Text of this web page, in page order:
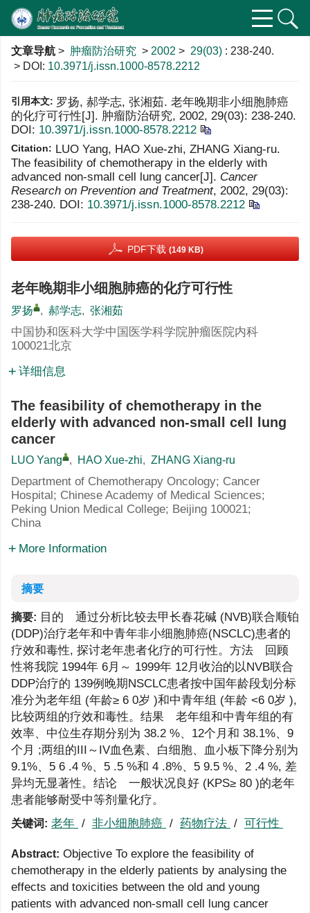
文章导航 > 肿瘤防治研究 > 2002 > 29(03) : 238-240.
> DOI: 10.3971/j.issn.1000-8578.2212
引用本文: 罗扬, 郝学志, 张湘茹. 老年晚期非小细胞肺癌
的化疗可行性[J]. 肿瘤防治研究, 2002, 29(03): 238-240.
DOI: 10.3971/j.issn.1000-8578.2212
Citation: LUO Yang, HAO Xue-zhi, ZHANG Xiang-ru.
The feasibility of chemotherapy in the elderly with
advanced non-small cell lung cancer[J]. Cancer
Research on Prevention and Treatment, 2002, 29(03):
238-240. DOI: 10.3971/j.issn.1000-8578.2212
PDF下载 (149 KB)
老年晚期非小细胞肺癌的化疗可行性
罗扬 , 郝学志, 张湘茹
中国协和医科大学中国医学科学院肿瘤医院内科
100021北京
详细信息
The feasibility of chemotherapy in the
elderly with advanced non-small cell lung
cancer
LUO Yang , HAO Xue-zhi, ZHANG Xiang-ru
Department of Chemotherapy Oncology; Cancer
Hospital; Chinese Academy of Medical Sciences;
Peking Union Medical College; Beijing 100021;
China
More Information
摘要
摘要: 目的 通过分析比较去甲长春花碱 (NVB)联合顺铂
(DDP)治疗老年和中青年非小细胞肺癌(NSCLC)患者的
疗效和毒性, 探讨老年患者化疗的可行性。方法 回顾
性将我院 1994年 6月～ 1999年 12月收治的以NVB联合
DDP治疗的 139例晚期NSCLC患者按中国年龄段划分标
准分为老年组 (年龄≥ 6 0岁 )和中青年组 (年龄 <6 0岁 ),
比较两组的疗效和毒性。结果 老年组和中青年组的有
效率、中位生存期分别为 38.2 %、12个月和 38.1%、9
个月 ;两组的III～IV血色素、白细胞、血小板下降分别为
9.1%、5 6 .4 %、5 .5 %和 4 .8%、5 9.5 %、2 .4 %, 差
异均无显著性。结论 一般状况良好 (KPS≥ 80 )的老年
患者能够耐受中等剂量化疗。
关键词: 老年 / 非小细胞肺癌 / 药物疗法 / 可行性
Abstract: Objective To explore the feasibility of
chemotherapy in the elderly patients by analysing the
effects and toxicities between the old and young
patients with advanced non-small cell lung cancer